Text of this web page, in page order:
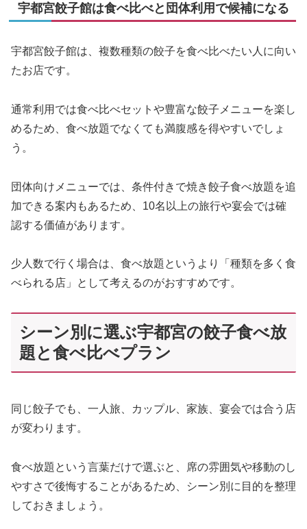
宇都宮餃子館は食べ比べと団体利用で候補になる
宇都宮餃子館は、複数種類の餃子を食べ比べたい人に向い
たお店です。
通常利用では食べ比べセットや豊富な餃子メニューを楽し
めるため、食べ放題でなくても満腹感を得やすいでしょ
う。
団体向けメニューでは、条件付きで焼き餃子食べ放題を追
加できる案内もあるため、10名以上の旅行や宴会では確
認する価値があります。
少人数で行く場合は、食べ放題というより「種類を多く食
べられる店」として考えるのがおすすめです。
シーン別に選ぶ宇都宮の餃子食べ放
題と食べ比べプラン
同じ餃子でも、一人旅、カップル、家族、宴会では合う店
が変わります。
食べ放題という言葉だけで選ぶと、席の雰囲気や移動のし
やすさで後悔することがあるため、シーン別に目的を整理
しておきましょう。